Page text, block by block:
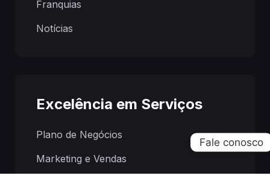
Franquias
Notícias
Excelência em Serviços
Plano de Negócios
Marketing e Vendas